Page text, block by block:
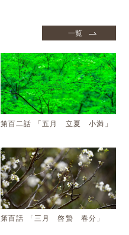
一覧
第百二話 「五月 立夏 小満」
第百話 「三月 啓蟄 春分」